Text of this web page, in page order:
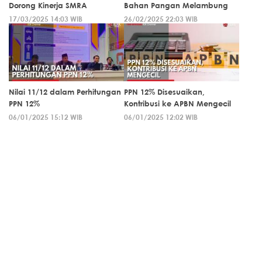
Dorong Kinerja SMRA
17/03/2025 14:03 WIB
Bahan Pangan Melambung
26/02/2025 22:03 WIB
Nilai 11/12 dalam Perhitungan
PPN 12%
06/01/2025 15:12 WIB
PPN 12% Disesuaikan,
Kontribusi ke APBN Mengecil
06/01/2025 12:02 WIB